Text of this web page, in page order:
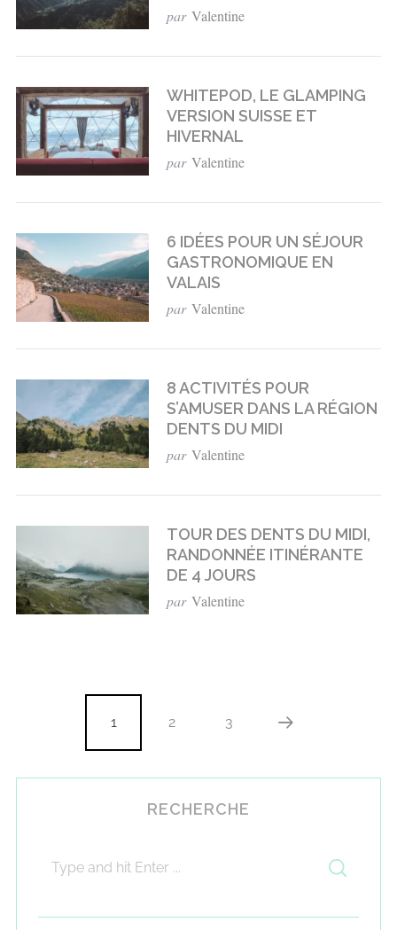
par Valentine
WHITEPOD, LE GLAMPING
VERSION SUISSE ET
HIVERNAL
par Valentine
6 IDÉES POUR UN SÉJOUR
GASTRONOMIQUE EN
VALAIS
par Valentine
8 ACTIVITÉS POUR
S’AMUSER DANS LA RÉGION
DENTS DU MIDI
par Valentine
TOUR DES DENTS DU MIDI,
RANDONNÉE ITINÉRANTE
DE 4 JOURS
par Valentine
1 2 3
RECHERCHE